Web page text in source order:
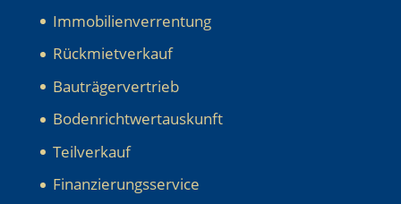
Immobilienverrentung
Rückmietverkauf
Bauträgervertrieb
Bodenrichtwertauskunft
Teilverkauf
Finanzierungsservice